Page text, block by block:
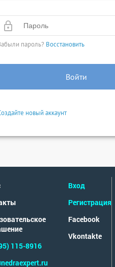
пароль? Восстановить
Войти
новый аккаунт
115-8916
Вход
Регистрация
Facebook
Vkontakte